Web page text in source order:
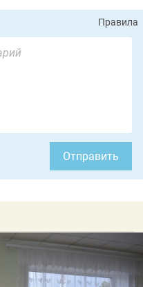
Правила
Отправить